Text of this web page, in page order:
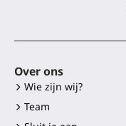
Over ons
Wie zijn wij?
Team